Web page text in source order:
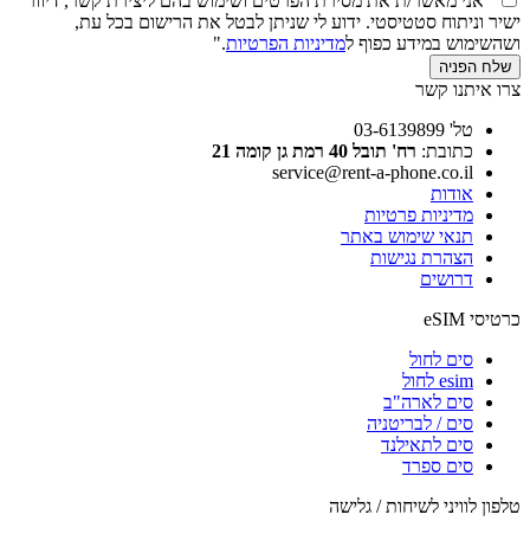
ישיר וניתוח סטטיסטי. ידוע לי שניתן לבטל את הרישום בכל עת,
ושהשימוש במידע כפוף למדיניות הפרטיות."
שלח הפניה
צרו איתנו קשר
טל' 03-6139899
כתובת: רח' תובל 40 רמת גן קומה 21
service@rent-a-phone.co.il
אודות
מדיניות פרטיות
תנאי שימוש באתר
הצהרת נגישות
דרושים
כרטיסי eSIM
סים לחול
esim לחול
סים לארה"ב
סים / לבריטניה
סים לתאילנד
סים ספרד
טלפון לוויני לשיחות / גלישה